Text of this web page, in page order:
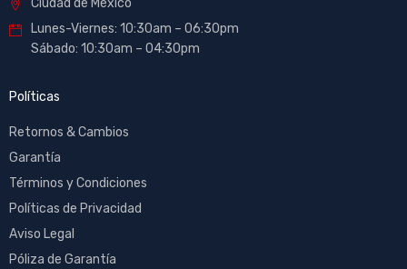
Ciudad de México
Lunes-Viernes: 10:30am – 06:30pm
Sábado: 10:30am – 04:30pm
Políticas
Retornos & Cambios
Garantía
Términos y Condiciones
Políticas de Privacidad
Aviso Legal
Póliza de Garantía